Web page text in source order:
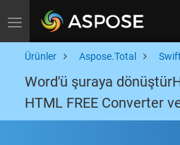
Toggle navigation
Ürünler Aspose.Total Swift
Word'ü şuraya
HTML FREE Converter